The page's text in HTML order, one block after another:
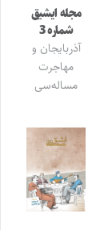
مجله ایشیق
شماره 3
آذربایجان و
مهاجرت
مساله‌سی